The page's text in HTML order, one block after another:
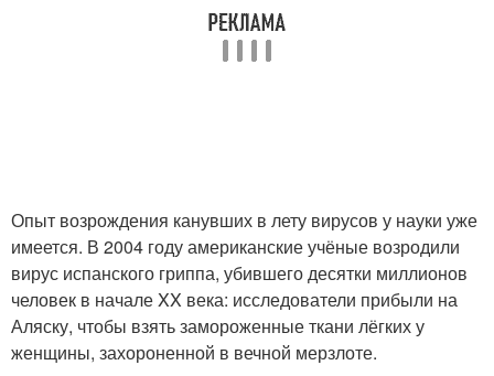
Опыт возрождения канувших в лету вирусов у науки уже
имеется. В 2004 году американские учёные возродили
вирус испанского гриппа, убившего десятки миллионов
человек в начале XX века: исследователи прибыли на
Аляску, чтобы взять замороженные ткани лёгких у
женщины, захороненной в вечной мерзлоте.